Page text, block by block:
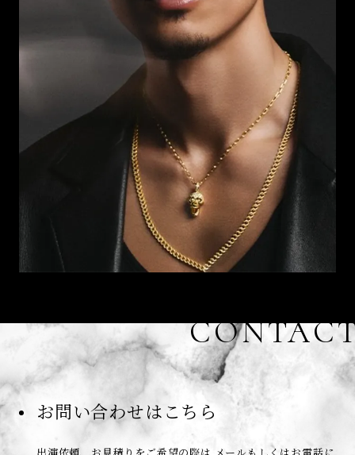
お問い合わせはこちら